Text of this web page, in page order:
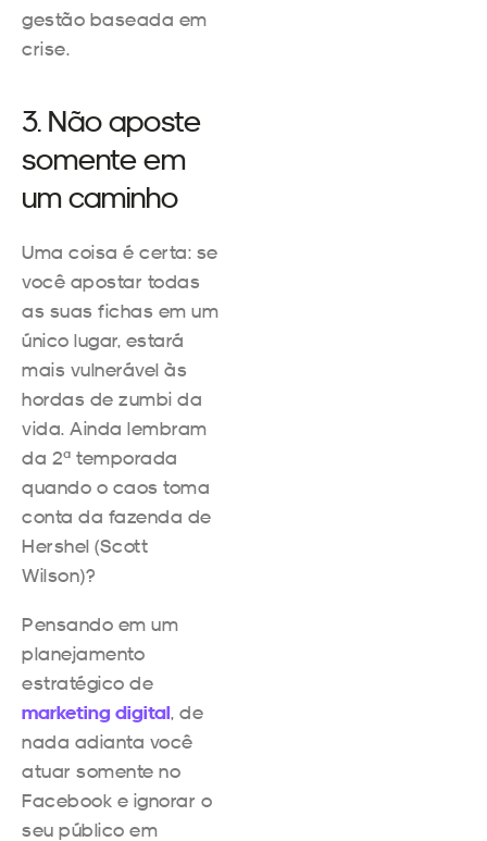
gestão baseada em
crise.
3. Não aposte
somente em
um caminho
Uma coisa é certa: se
você apostar todas
as suas fichas em um
único lugar, estará
mais vulnerável às
hordas de zumbi da
vida. Ainda lembram
da 2ª temporada
quando o caos toma
conta da fazenda de
Hershel (Scott
Wilson)?
Pensando em um
planejamento
estratégico de
marketing digital, de
nada adianta você
atuar somente no
Facebook e ignorar o
seu público em